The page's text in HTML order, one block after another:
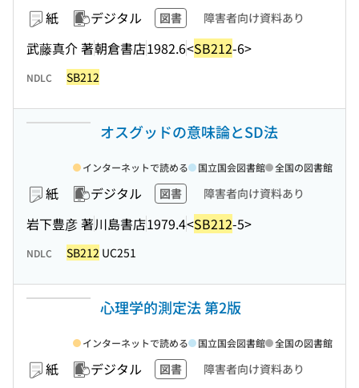
紙 デジタル 図書 障害者向け資料あり
武藤真介 著朝倉書店1982.6<SB212-6>
NDLC SB212
オスグッドの意味論とSD法
紙 デジタル 図書 障害者向け資料あり
岩下豊彦 著川島書店1979.4<SB212-5>
インターネットで読める 国立国会図書館 全国の図書館
NDLC SB212 UC251
心理学的測定法 第2版
紙 デジタル 図書 障害者向け資料あり
インターネットで読める 国立国会図書館 全国の図書館